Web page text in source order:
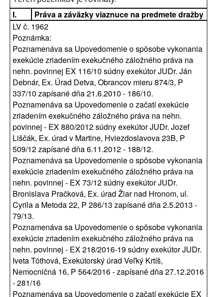
I.
Práva a záväzky viaznuce na predmete dražby
LV č. 1962
Poznámka:
Poznamenáva sa Upovedomenie o spôsobe vykonania
exekúcie zriadením exekučného záložného práva na
nehn. povinnej EX 116/10 súdny exekútor JUDr. Ján
Debnár, Ex. Úrad Detva, Obrancov mieru 874/3, P
337/10 zapísané dňa 21.6.2010 - 186/10.
Poznamenáva sa Upovedomenie o začatí exekúcie
zriadením exekučného záložného práva na nehn.
povinnej - EX 880/2012 súdny exekútor JUDr. Jozef
Liščák, Ex. úrad v Martine, Hviezdoslavova 23B, P
509/12 zapísané dňa 6.11.2012 - 188/12.
Poznamenáva sa Upovedomenie o spôsobe vykonania
exekúcie zriadením exekučného záložného práva na
nehn. povinnej - EX 73/12 súdny exekútor JUDr.
Bronislava Pračková, Ex. úrad Žiar nad Hronom, ul.
Cyrila a Metoda 22, P 286/13 zapísané dňa 2.5.2013 -
79/13.
Poznamenáva sa Upovedomenie o spôsobe vykonania
exekúcie zriadením exekučného záložného práva na
nehn. povinnej - EX 218/2016-19 súdny exekútor JUDr.
Iveta Tóthová, Exekútorský úrad Veľký Krtíš,
Nemocničná 16, P 564/2016 - zapísané dňa 27.12.2016
- 281/16
Poznamenáva sa Upovedomenie o začatí exekúcie EX